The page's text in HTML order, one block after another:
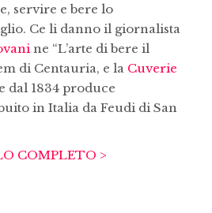
servire e bere lo
Ce li danno il giornalista
ne “L’arte di bere il
di Centauria, e la Cuverie
dal 1834 produce
in Italia da Feudi di San
COMPLETO >